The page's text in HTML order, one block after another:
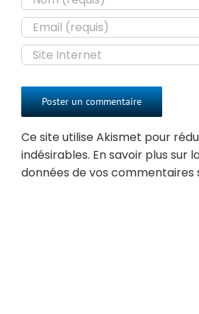
Ce site utilise Akismet pour
indésirables. En savoir plus sur
données de vos